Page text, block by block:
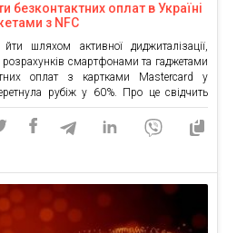
безконтактних оплат в Україні
з NFC
шляхом активної диджиталізації,
розрахунків смартфонами та гаджетами
оплат з картками Mastercard у
рубіж у 60%. Про це свідчить
за другий квартал 2023 року. За
з розвитку бізнесу Mastercard […]